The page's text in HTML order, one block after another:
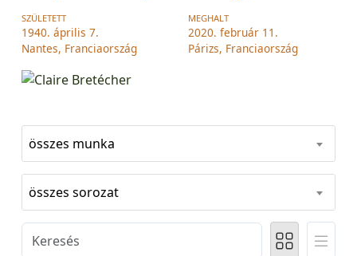
SZÜLETETT
1940. április 7.
Nantes, Franciaország
MEGHALT
2020. február 11.
Párizs, Franciaország
összes munka
összes sorozat